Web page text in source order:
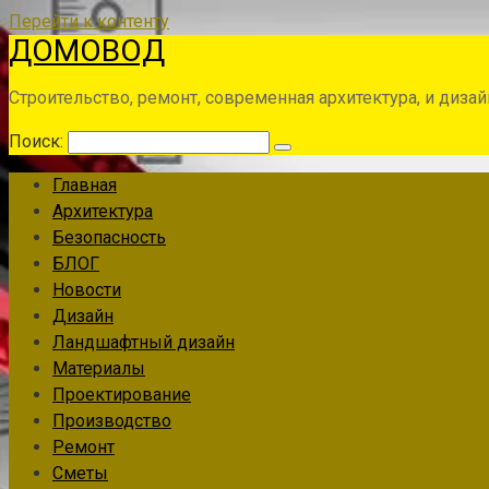
Перейти к контенту
ДОМОВОД
Строительство, ремонт, современная архитектура, и
Поиск:
Главная
Архитектура
Безопасность
БЛОГ
Новости
Дизайн
Ландшафтный дизайн
Материалы
Проектирование
Производство
Ремонт
Сметы